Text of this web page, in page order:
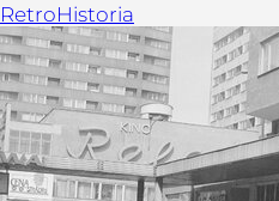
RetroHistoria